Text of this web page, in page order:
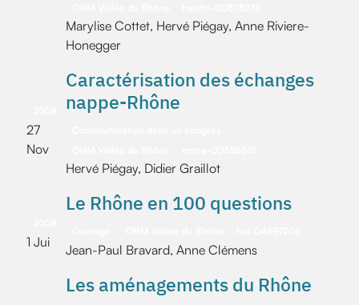
Marylise Cottet, Hervé Piégay, Anne Riviere-
Honegger
27
Nov
Caractérisation des échanges
nappe-Rhône
Hervé Piégay, Didier Graillot
1 Jui
Le Rhône en 100 questions
Jean-Paul Bravard, Anne Clémens
Les aménagements du Rhône